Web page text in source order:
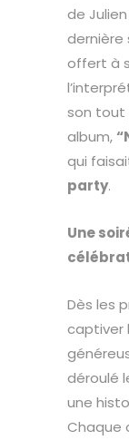
de
dernière
offert à
son tout
album,
qui
party.
Une
Dès les
captiver
déroulé
une
Chaque